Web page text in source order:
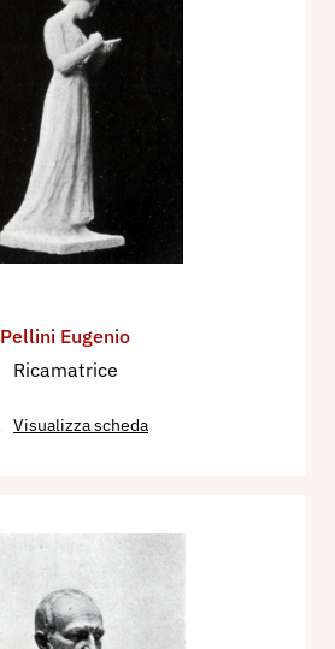
Pellini Eugenio
Ricamatrice
Visualizza scheda